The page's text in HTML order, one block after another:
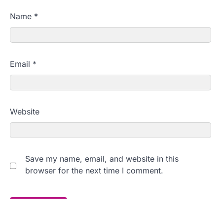
Name *
Email *
Website
Save my name, email, and website in this
browser for the next time I comment.